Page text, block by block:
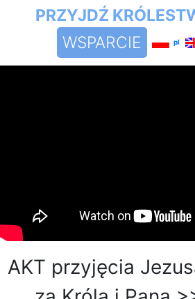
PRZYJDŹ
WSPARCIE
pl
AKT przyjęcia